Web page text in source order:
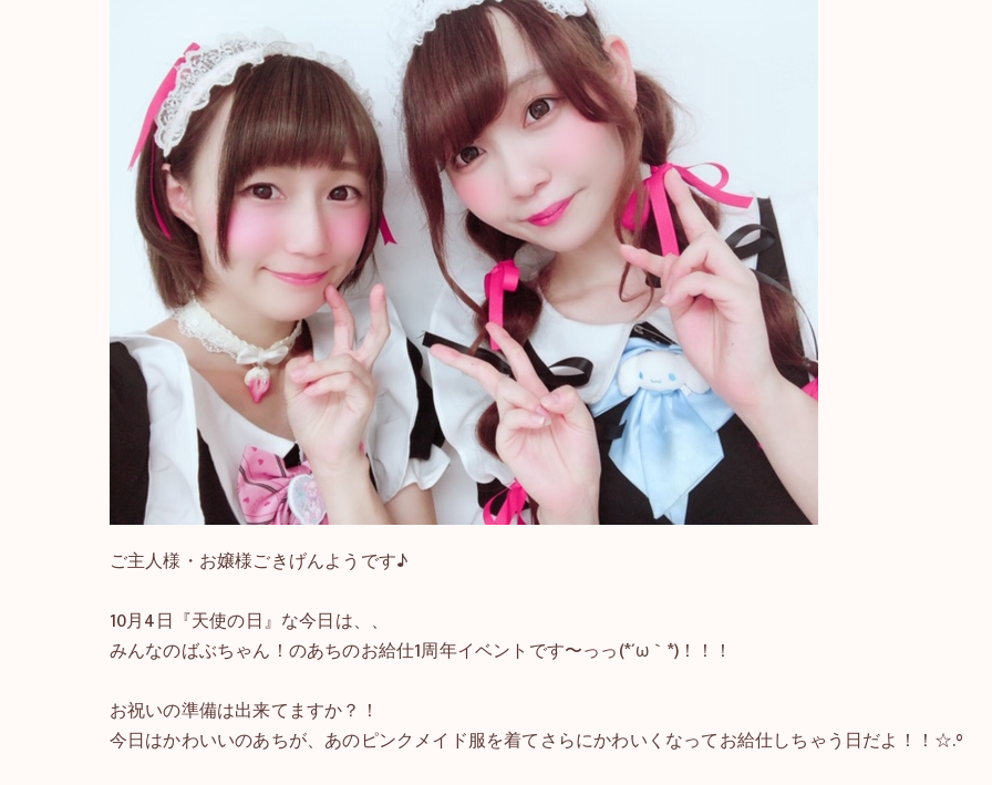
ご主人様・お嬢様ごきげんようです♪
10月4日『天使の日』な今日は、、
みんなのばぶちゃん！のあちのお給仕1周年イベントです〜っっ(*´ω｀*)！！！
お祝いの準備は出来てますか？！
今日はかわいいのあちが、あのピンクメイド服を着てさらにかわいくなってお給仕しちゃう日だよ！！☆.°